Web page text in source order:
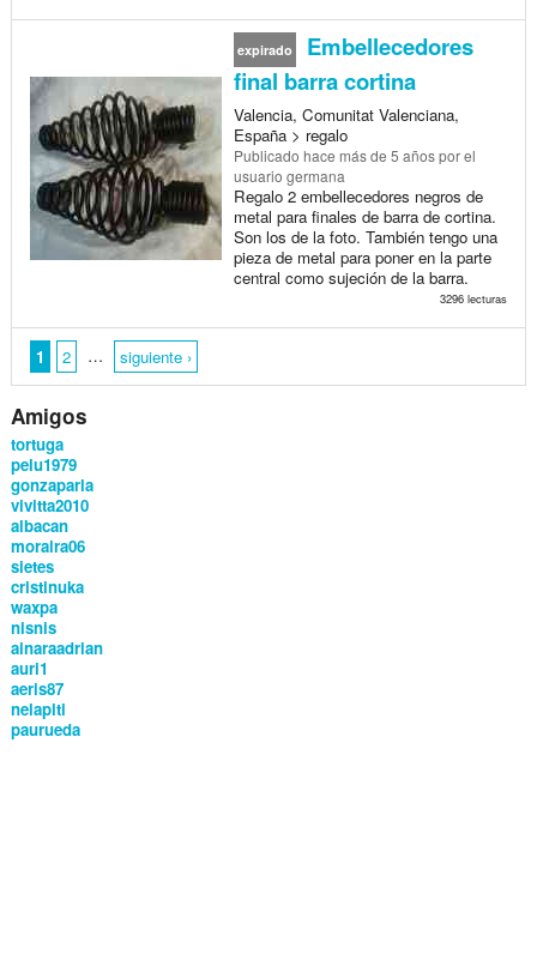
expirado
Embellecedores
final barra cortina
Valencia, Comunitat Valenciana,
España > regalo
Publicado hace más de 5 añospor el
usuario germana
Regalo 2 embellecedores negros de
metal para finales de barra de cortina.
Son los de la foto. También tengo una
pieza de metal para poner en la parte
central como sujeción de la barra.
3296 lecturas
1 2 … siguiente ›
Amigos
tortuga
pelu1979
gonzaparla
vivitta2010
albacan
moraira06
sietes
cristinuka
waxpa
nisnis
ainaraadrian
auri1
aeris87
nelapiti
paurueda